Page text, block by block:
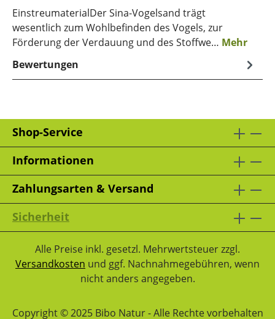
EinstreumaterialDer Sina-Vogelsand trägt
wesentlich zum Wohlbefinden des Vogels, zur
Förderung der Verdauung und des Stoffwe… Mehr
Bewertungen
Shop-Service
Informationen
Zahlungsarten & Versand
Sicherheit
Alle Preise inkl. gesetzl. Mehrwertsteuer zzgl.
Versandkosten und ggf. Nachnahmegebühren, wenn
nicht anders angegeben.
Copyright © 2025 Bibo Natur - Alle Rechte vorbehalten